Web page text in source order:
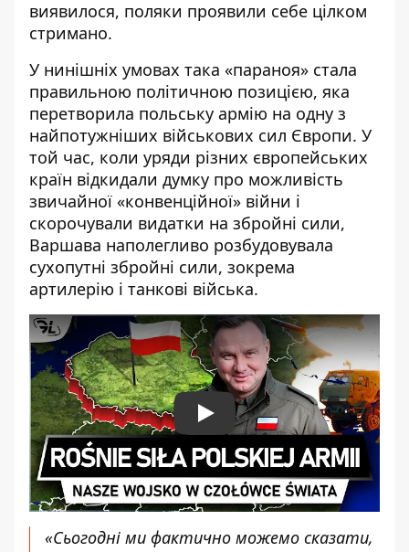
виявилося, поляки проявили себе цілком
стримано.
У нинішніх умовах така «параноя» стала
правильною політичною позицією, яка
перетворила польську армію на одну з
найпотужніших військових сил Європи. У
той час, коли уряди різних європейських
країн відкидали думку про можливість
звичайної «конвенційної» війни і
скорочували видатки на збройні сили,
Варшава наполегливо розбудовувала
сухопутні збройні сили, зокрема
артилерію і танкові війська.
Play
«Сьогодні ми фактично можемо сказати,